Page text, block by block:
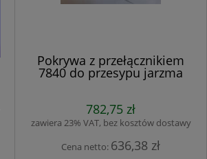
Duracid Spray na osy i szerszenie
750 ml. PIANKA GAŚNICA
39,99 zł
Pokrywa z przełącznikiem
7840 do przesypu jarzma
spirali mdl90, mdl75
782,75 zł
zawiera 23% VAT, bez kosztów dostawy
Cena netto: 636,38 zł